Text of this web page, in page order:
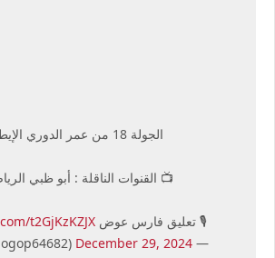
الجولة 18 من عمر الدوري الإيطالي
📺 القنوات الناقلة : أبو ظبي
🎙 تعليق فارس عوض t2GjKzKZJX
— nogop (@nogop64682)
December 29, 2024